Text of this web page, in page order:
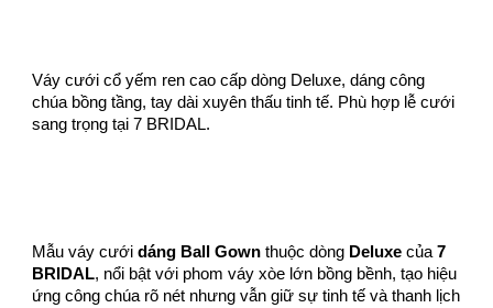
Váy cưới cổ yếm ren cao cấp dòng Deluxe, dáng công
chúa bồng tầng, tay dài xuyên thấu tinh tế. Phù hợp lễ cưới
sang trọng tại 7 BRIDAL.
Mẫu váy cướidáng Ball Gown thuộc dòng Deluxe của7
BRIDAL, nổi bật với phom váy xòe lớn bồng bềnh, tạo hiệu
ứng công chúa rõ nét nhưng vẫn giữ sự tinh tế và thanh lịch